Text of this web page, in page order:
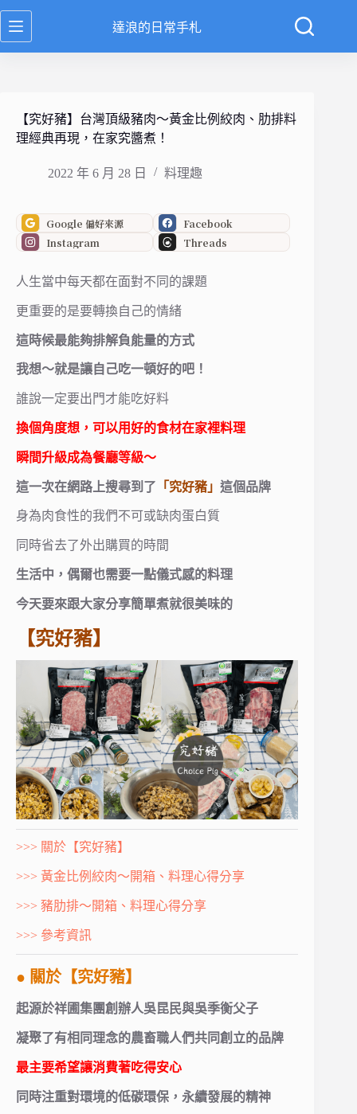
跳
至
達浪的日常手札
【究好豬】台灣頂級豬肉～黃金比例絞肉、肋排料
理經典再現，在家究醬煮！
2022 年 6 月 28 日 料理趣
Google 偏好來源
Facebook
Instagram
Threads
人生當中每天都在面對不同的課題
更重要的是要轉換自己的情緒
這時候最能夠排解負能量的方式
我想～就是讓自己吃一頓好的吧！
誰說一定要出門才能吃好料
換個角度想，可以用好的食材在家裡料理
瞬間升級成為餐廳等級～
這一次在網路上搜尋到了 「究好豬」 這個品牌
身為肉食性的我們不可或缺肉蛋白質
同時省去了外出購買的時間
生活中，偶爾也需要一點儀式感的料理
今天要來跟大家分享簡單煮就很美味的
【究好豬】
>>> 關於【究好豬】
>>> 黃金比例絞肉～開箱、料理心得分享
>>> 豬肋排～開箱、料理心得分享
>>> 參考資訊
● 關於【究好豬】
起源於祥圃集團創辦人吳昆民與吳季衡父子
凝聚了有相同理念的農畜職人們共同創立的品牌
最主要希望讓消費著吃得安心
同時注重對環境的低碳環保，永續發展的精神